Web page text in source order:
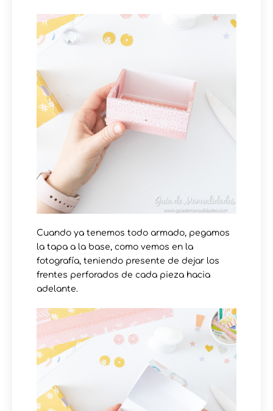
Cuando ya tenemos todo armado, pegamos
la tapa a la base, como vemos en la
fotografía, teniendo presente de dejar los
frentes perforados de cada pieza hacia
adelante.